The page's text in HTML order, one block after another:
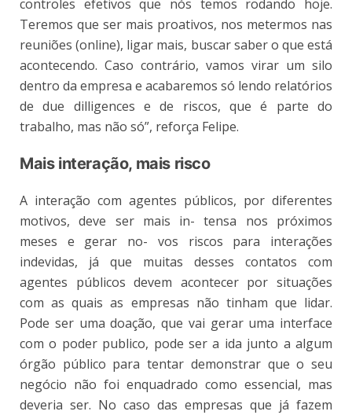
controles efetivos que nós temos rodando hoje.
Teremos que ser mais proativos, nos metermos nas
reuniões (online), ligar mais, buscar saber o que está
acontecendo. Caso contrário, vamos virar um silo
dentro da empresa e acabaremos só lendo relatórios
de due dilligences e de riscos, que é parte do
trabalho, mas não só”, reforça Felipe.
Mais interação, mais risco
A interação com agentes públicos, por diferentes
motivos, deve ser mais in- tensa nos próximos
meses e gerar no- vos riscos para interações
indevidas, já que muitas desses contatos com
agentes públicos devem acontecer por situações
com as quais as empresas não tinham que lidar.
Pode ser uma doação, que vai gerar uma interface
com o poder publico, pode ser a ida junto a algum
órgão público para tentar demonstrar que o seu
negócio não foi enquadrado como essencial, mas
deveria ser. No caso das empresas que já fazem